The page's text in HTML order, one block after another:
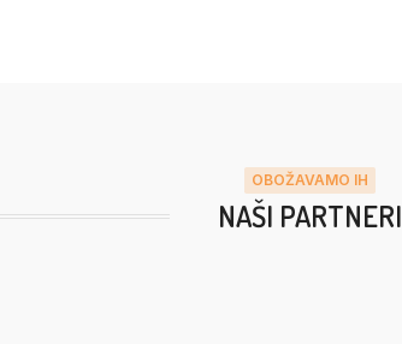
OBOŽAVAMO IH
NAŠI PARTNERI